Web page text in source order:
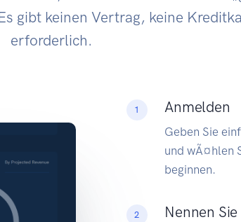
gibt keinen Vertrag, keine
erforderlich.
1 Anmelden
Geben Sie
und wÃ¤hlen
beginnen.
2 Nennen